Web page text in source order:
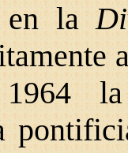
en la
1964